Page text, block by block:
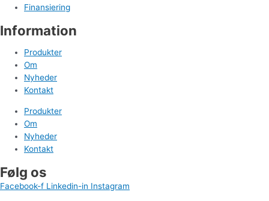
Finansiering
Information
Produkter
Om
Nyheder
Kontakt
Produkter
Om
Nyheder
Kontakt
Følg os
Facebook-f Linkedin-in Instagram